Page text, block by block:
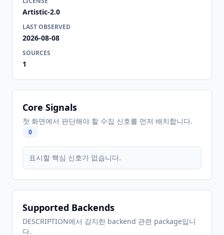
Artistic-2.0
LAST OBSERVED
2026-08-08
SOURCES
1
Core Signals
첫 화면에서 판단해야 할 수집 신호를 먼저 배치합니다.
0
표시할 핵심 신호가 없습니다.
Supported Backends
DESCRIPTION에서 감지한 backend 관련 package입니
다.